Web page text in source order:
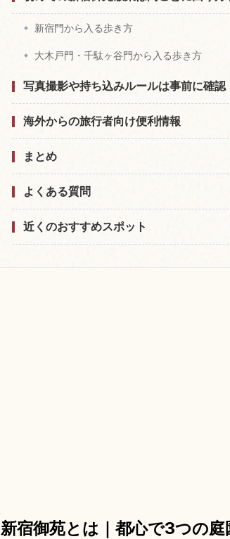
新宿門から入る歩き方
大木戸門・千駄ヶ谷門から入る歩き方
写真撮影や持ち込みルールは事前に確認
海外からの旅行者向け便利情報
まとめ
よくある質問
近くのおすすめスポット
新宿御苑とは｜都心で3つの